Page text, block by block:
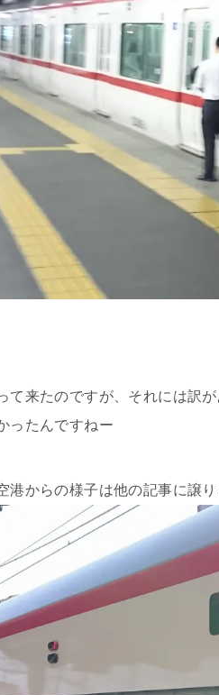
て来たのですが、それには訳
ったんですねー
港からの様子は他の記事に譲